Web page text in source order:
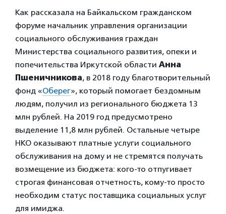
Как рассказала на Байкальском гражданском
форуме начальник управления организации
социального обслуживания граждан
Министерства социального развития, опеки и
попечительства Иркутской области Анна
Пшеничникова, в 2018 году благотворительный
фонд «Оберег», который помогает бездомным
людям, получил из регионального бюджета 13
млн рублей. На 2019 год предусмотрено
выделение 11,8 млн рублей. Остальные четыре
НКО оказывают платные услуги социального
обслуживания на дому и не стремятся получать
возмещение из бюджета: кого-то отпугивает
строгая финансовая отчетность, кому-то просто
необходим статус поставщика социальных услуг
для имиджа.